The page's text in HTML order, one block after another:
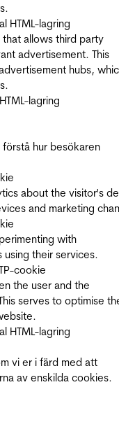
HTML-lagring
allows third party
advertisement. This
hubs,
lagring
hur besökaren
about the visitor's
and marketing
with
their services.
cookie
the user and the
serves to optimise
HTML-lagring
vi er i färd med att
av enskilda cookies.